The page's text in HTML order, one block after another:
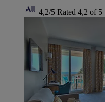
4,2/5 Rated 4,2 of 5